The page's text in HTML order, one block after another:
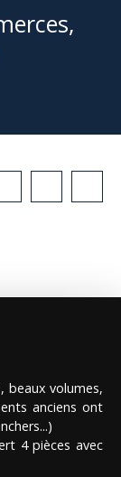
beaux volumes,
anciens ont
4 pièces avec